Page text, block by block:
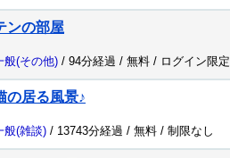
ンの部屋
般(その他) / 94分経過 / 無料 / ログイン限定
の居る風景♪
般(雑談) / 13743分経過 / 無料 / 制限なし